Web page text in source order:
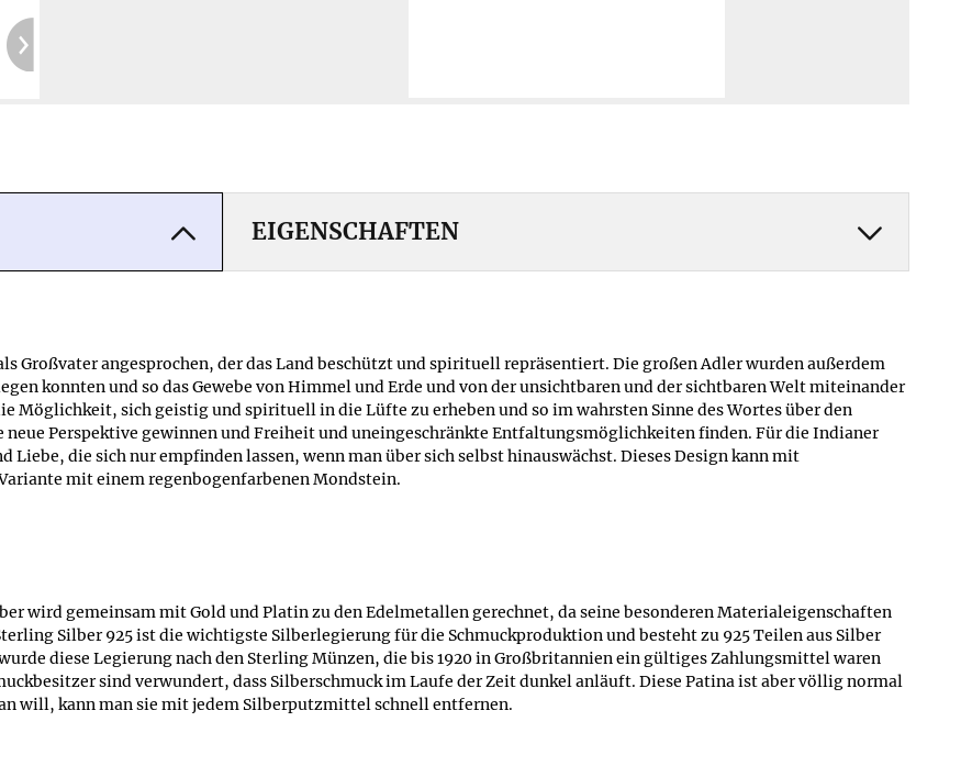
EIGENSCHAFTEN
Großvater angesprochen, der das Land beschützt und spirituell repräsentiert. Die großen Adler wurden außerdem
konnten und so das Gewebe von Himmel und Erde und von der unsichtbaren und der sichtbaren Welt miteinander
Möglichkeit, sich geistig und spirituell in die Lüfte zu erheben und so im wahrsten Sinne des Wortes über den
Perspektive gewinnen und Freiheit und uneingeschränkte Entfaltungsmöglichkeiten finden. Für die Indianer
Liebe, die sich nur empfinden lassen, wenn man über sich selbst hinauswächst. Dieses Design kann mit
mit einem regenbogenfarbenen Mondstein.
wird gemeinsam mit Gold und Platin zu den Edelmetallen gerechnet, da seine besonderen Materialeigenschaften
Silber 925 ist die wichtigste Silberlegierung für die Schmuckproduktion und besteht zu 925 Teilen aus Silber
diese Legierung nach den Sterling Münzen, die bis 1920 in Großbritannien ein gültiges Zahlungsmittel waren
sind verwundert, dass Silberschmuck im Laufe der Zeit dunkel anläuft. Diese Patina ist aber völlig normal
will, kann man sie mit jedem Silberputzmittel schnell entfernen.